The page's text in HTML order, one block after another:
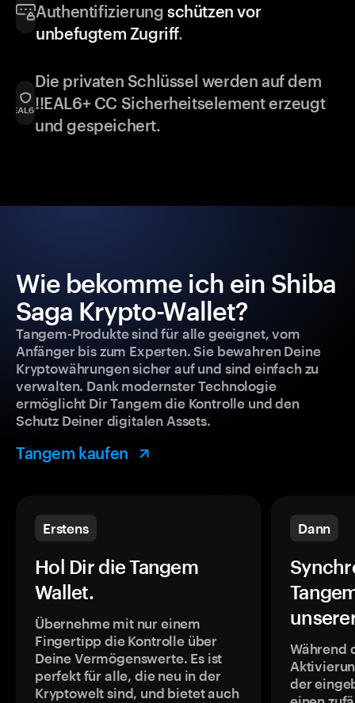
Authentifizierung schützen vor
unbefugtem Zugriff.
Die privaten Schlüssel werden auf dem
!!EAL6+ CC Sicherheitselement erzeugt
und gespeichert.
Wie bekomme ich ein Shiba
Saga Krypto-Wallet?
Tangem-Produkte sind für alle geeignet, vom
Anfänger bis zum Experten. Sie bewahren Deine
Kryptowährungen sicher auf und sind einfach zu
verwalten. Dank modernster Technologie
ermöglicht Dir Tangem die Kontrolle und den
Schutz Deiner digitalen Assets.
Tangem kaufen
Erstens
Hol Dir die Tangem
Wallet.
Übernehme mit nur einem
Fingertipp die Kontrolle über
Deine Vermögenswerte. Es ist
perfekt für alle, die neu in der
Kryptowelt sind, und bietet auch
Dann
Während
der